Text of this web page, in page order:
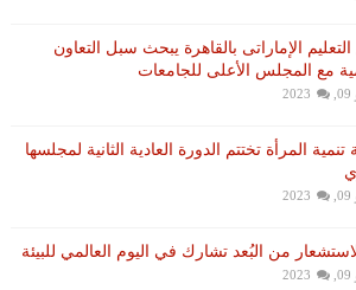
الإماراتى بالقاهرة يبحث سبل التعاون
مع المجلس الأعلى للجامعات
المرأة تختتم الدورة العادية الثانية لمجلسها
من البُعد تشارك في اليوم العالمي للبيئة